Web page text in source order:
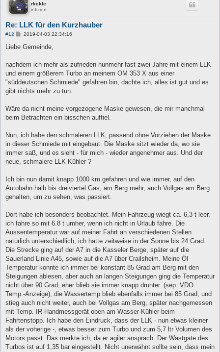
rkekle
infiziert
Re: LLK für den Kurzhauber
#12
B
a
2019-04-03 22:34:16
Liebe Gemeinde,
nachdem ich mehr als zufrieden nunmehr fast zwei Jahre mit einem LLK
und einem größerem Turbo an meinem OM 353 X aus einer
"süddeutschen Schmiede" gefahren bin, dachte ich, alles ist gut und es
gibt nichts mehr zu tun.
Wäre da nicht meine vorgezogene Maske gewesen, die mir manchmal
beim Betrachten ein bisschen auffiel.
Nun, ich habe den schmaleren LLK, passend ohne Vorziehen der Maske
in dieser Schmiede mit eingebaut. Die Maske sitzt wieder da, wo sie
immer saß, und es sieht - für mich - wieder angenehmer aus. Und der
neue, schmalere LLK Kühler ?
Ich bin nun damit knapp 1000 km gefahren und wie immer, auf den
Autobahn halb bis dreiviertel Gas, am Berg mehr, auch Vollgas am Berg
gehalten, um zu sehen, was passiert.
Dort habe ich besonders beobachtet. Mein Fahrzeug wiegt ca. 6,3 t leer,
ich fahre so mit 6.8 t umher, wenn ich nicht in Urlaub fahre. Die
Aussentemperatur war auf meiner Fahrt an verschiedenen Stellen
natürlich unterschiedlich, ich hatte zeitweise in der Sonne bis 24 Grad.
Die Strecke ging auf der A7 in die Kasseler Berge, später auf die
Sauerland Linie A45, sowie auf die A7 über Crailsheim. Meine Öl
Temperatur konnte ich immer bei konstant 85 Grad am Berg mit den
Steigungen ablesen, aber auch an langen Steigungen ging die Temperatur
nicht über 90 Grad, eher blieb sie immer knapp drunter. (sep. VDO
Temp.-Anzeige), die Wassertemp blieb ebenfalls immer bei 85 Grad, und
stieg auch nicht weiter, auch bei Vollgas am Berg, später nachgemessen
mit Temp. IR-Handmessgerät oben am Wasser-Kühler beim
Fahrtenstopp. Ich habe den Eindruck, dass der LLK - nun etwas kleiner
als der voherige -, etwas besser zum Turbo und zum 5,7 ltr Volumen des
Motors passt. Das merkte ich, da er agiler ansprach. Der Wastgate des
Turbos ist auf 1,35 bar eingestellt. Nicht unerwähnt sollte sein, dass mein